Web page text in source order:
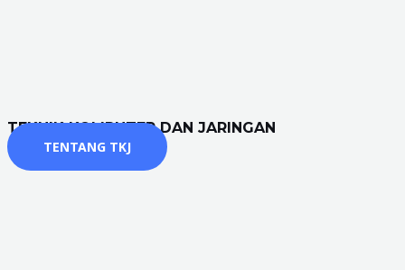
TEKNIK KOMPUTER DAN JARINGAN
TENTANG TKJ